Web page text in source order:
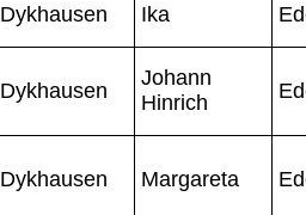
Dykhausen Ika
Dykhausen
Johann
Hinrich
Dykhausen Margareta